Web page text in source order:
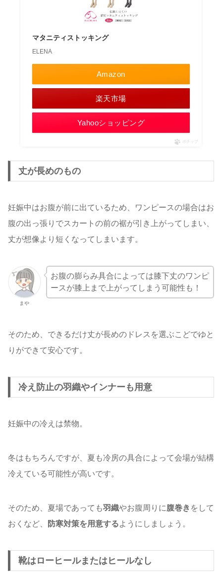
マタニティストッキング
ELENA
Amazon
楽天市場
Yahooショッピング
ポチップ
丈が長めのもの
妊娠中はお腹が前に出ているため、ワンピースの場合はお
腹の出っ張りでスカートの前の裾が引き上がってしまい、
丈が想像より短くなってしまいます。
まや
お腹の膨らみ具合によっては膝下丈のワンピ
ースが膝上まで上がってしまう可能性も！
そのため、できるだけ丈が長めのドレスを選ぶこどでゆと
りができて安心です。
冷え防止の羽織やインナーも用意
妊娠中の冷えは禁物。
冬はもちろんですが、夏も冷房の具合によって会場が結構
冷えている可能性が高いです。
そのため、夏場であっても羽織やお腹周りに腹巻き をして
おくなど、
防寒対策を用意するようにしましょう。
靴はローヒールまたはヒールなし